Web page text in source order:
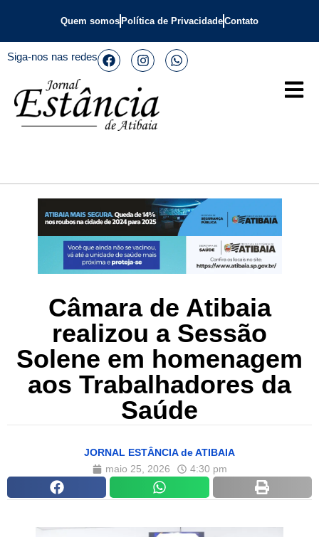
Quem somos Política de PrivacidadeContato
Siga-nos nas redes
Câmara de Atibaia
realizou a Sessão
Solene em homenagem
aos Trabalhadores da
Saúde
JORNAL ESTÂNCIA de ATIBAIA
maio 25, 2026
4:30 pm